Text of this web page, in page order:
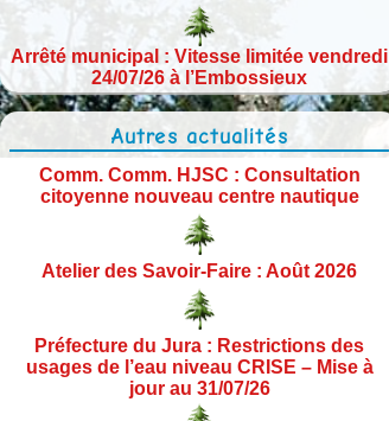
Arrêté municipal : Vitesse limitée vendredi
24/07/26 à l’Embossieux
Autres actualités
Comm. Comm. HJSC : Consultation
citoyenne nouveau centre nautique
Atelier des Savoir-Faire : Août 2026
Préfecture du Jura : Restrictions des
usages de l’eau niveau CRISE – Mise à
jour au 31/07/26